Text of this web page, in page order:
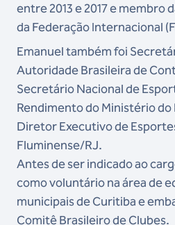
entre 2013 e 2017 e membro
da Federação Internacional
Emanuel também foi
Autoridade Brasileira de
Secretário Nacional de
Rendimento do Ministério do
Diretor Executivo de
Fluminense/RJ.
Antes de ser indicado ao
como voluntário na área de
municipais de Curitiba e
Comitê Brasileiro de Clubes.